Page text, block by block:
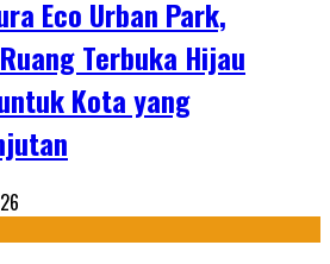
Eco Urban Park,
Terbuka Hijau
Kota yang